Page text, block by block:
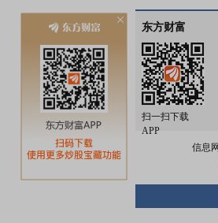
东方财富
扫一扫下载
APP
信息